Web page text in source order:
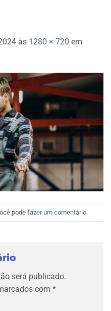
às 1280 × 720 em
pode fazer um comentário.
será publicado.
com *